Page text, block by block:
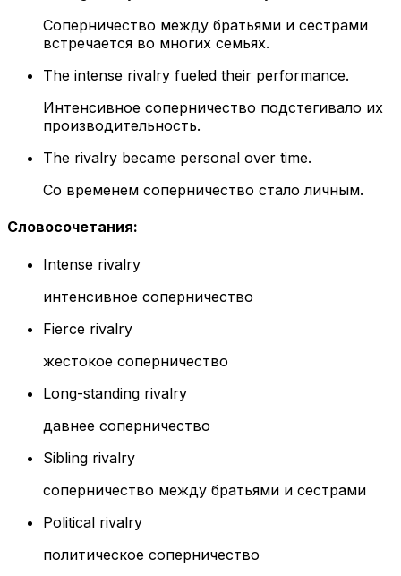
Соперничество между братьями и сестрами
встречается во многих семьях.
The intense rivalry fueled their performance.
Интенсивное соперничество подстегивало их
производительность.
The rivalry became personal over time.
Со временем соперничество стало личным.
Словосочетания:
Intense rivalry
интенсивное соперничество
Fierce rivalry
жестокое соперничество
Long-standing rivalry
давнее соперничество
Sibling rivalry
соперничество между братьями и сестрами
Political rivalry
политическое соперничество